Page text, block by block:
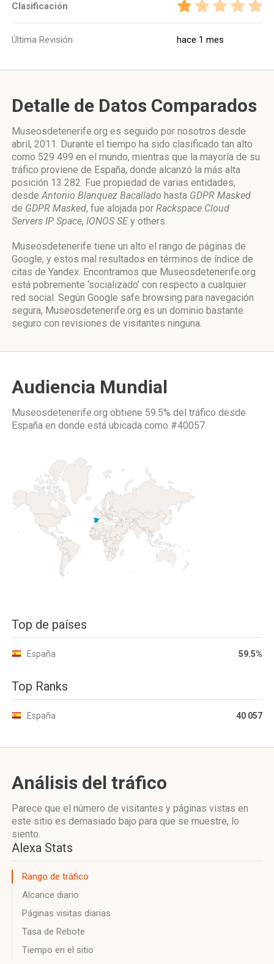
Clasificación
Última Revisión hace 1 mes
Detalle de Datos Comparados
Museosdetenerife.org es seguido por nosotros desde
abril, 2011. Durante el tiempo ha sido clasificado tan alto
como 529 499 en el mundo, mientras que la mayoría de su
tráfico proviene de España, donde alcanzó la más alta
posición 13 282. Fue propiedad de varias entidades,
desdeAntonio Blanquez Bacallado hasta GDPR Masked
de GDPR Masked, fue alojada por Rackspace Cloud
Servers IP Space, IONOS SEy others.
Museosdetenerife tiene un alto el rango de páginas de
Google, y estos mal resultados en términos de índice de
citas de Yandex. Encontramos que Museosdetenerife.org
está pobremente ‘socializado’ con respecto a cualquier
red social. Según Google safe browsing para navegación
segura, Museosdetenerife.org es un dominio bastante
seguro con revisiones de visitantes ninguna.
Audiencia Mundial
Museosdetenerife.org obtiene 59.5% del tráfico desde
España en donde está ubicada como #40057.
Top de países
España 59.5%
Top Ranks
España 40 057
Análisis del tráfico
Parece que el número de visitantes y páginas vistas en
este sitio es demasiado bajo para que se muestre, lo
siento.
Alexa Stats
Rango de tráfico
Alcance diario
Páginas visitas diarias
Tasa de Rebote
Tiempo en el sitio